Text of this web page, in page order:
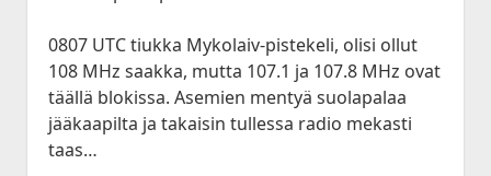
0807 UTC tiukka Mykolaiv-pistekeli, olisi ollut
108 MHz saakka, mutta 107.1 ja 107.8 MHz ovat
täällä blokissa. Asemien mentyä suolapalaa
jääkaapilta ja takaisin tullessa radio mekasti
taas…